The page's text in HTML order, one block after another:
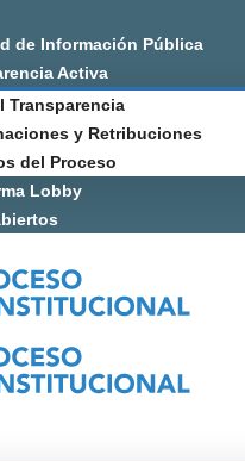
de Información Pública
Activa
Transparencia
y Retribuciones
del Proceso
Lobby